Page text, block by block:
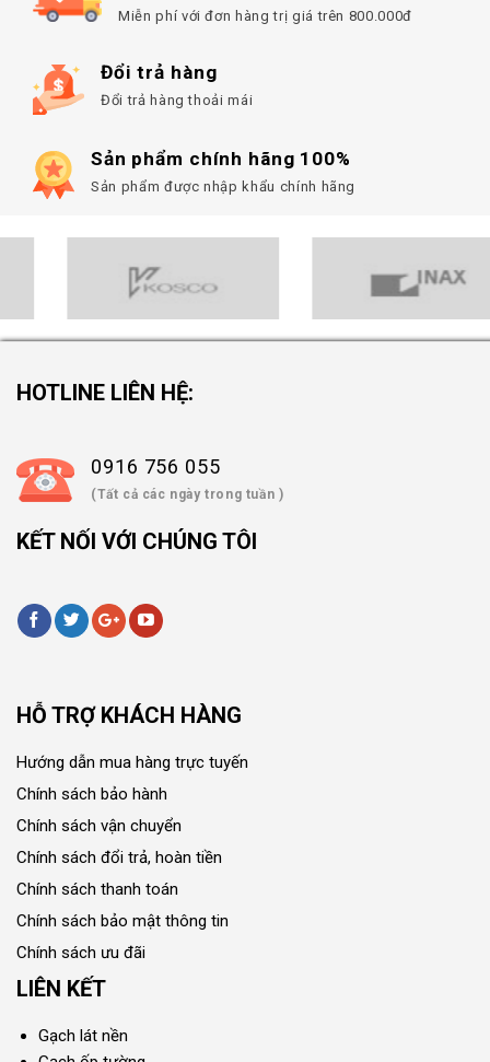
Miễn phí với đơn hàng trị giá trên 800.000đ
Đổi trả hàng
Đổi trả hàng thoải mái
Sản phẩm chính hãng 100%
Sản phẩm được nhập khẩu chính hãng
HOTLINE LIÊN HỆ:
0916 756 055
(Tất cả các ngày trong tuần )
KẾT NỐI VỚI CHÚNG TÔI
HỖ TRỢ KHÁCH HÀNG
Hướng dẫn mua hàng trực tuyến
Chính sách bảo hành
Chính sách vận chuyển
Chính sách đổi trả, hoàn tiền
Chính sách thanh toán
Chính sách bảo mật thông tin
Chính sách ưu đãi
LIÊN KẾT
Gạch lát nền